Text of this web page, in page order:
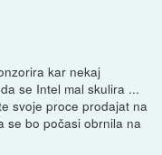
kar nekaj
se Intel mal skulira ...
svoje proce prodajat na
se bo počasi obrnila na